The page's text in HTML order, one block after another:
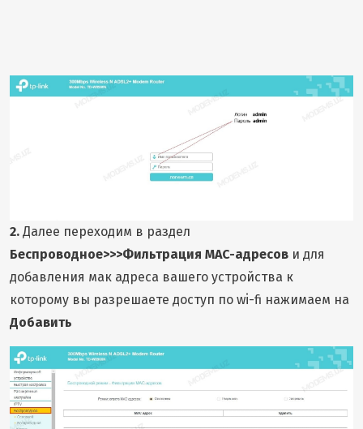
2. Далее переходим в раздел
Беспроводное>>>Фильтрация MAC-адресов и для
добавления мак адреса вашего устройства к
которому вы разрешаете доступ по wi-fi нажимаем на
Добавить